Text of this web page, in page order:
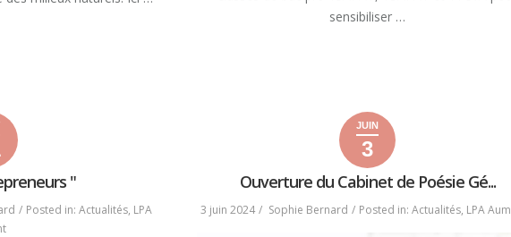
NATURE »
PLUTÔT
sensibiliser …
» »
"
Posted in:Actualités, LPA
3
juin
2024
6
juin
2024
JUIN
32024
Ouverture du Cabinet de Poésie Gé...
3 juin 2024 Sophie Bernard Posted in: Actualités, LPA